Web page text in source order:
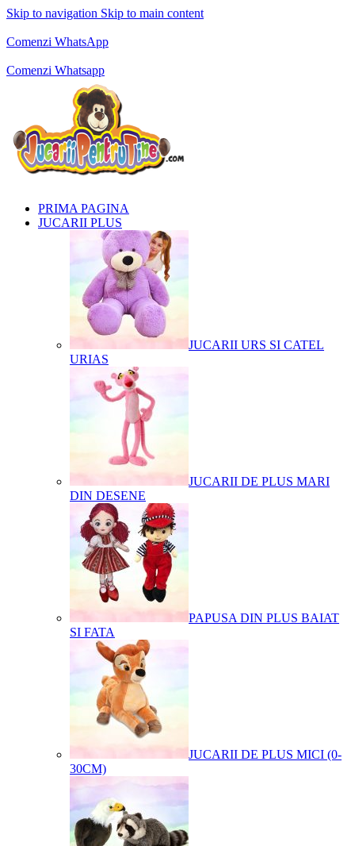
Skip to navigation Skip to main content
Comenzi WhatsApp
Comenzi Whatsapp
PRIMA PAGINA
JUCARII PLUS
JUCARII URS SI CATEL
URIAS
JUCARII DE PLUS MARI
DIN DESENE
PAPUSA DIN PLUS BAIAT
SI FATA
JUCARII DE PLUS MICI (0-
30CM)